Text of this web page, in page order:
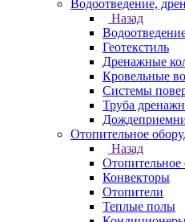
Водоотведение,
Назад
Геотекстиль
Дренажные
Кровельные
Системы
Труба
Отопительное
Назад
Отопительное
Конвекторы
Отопители
Теплые полы